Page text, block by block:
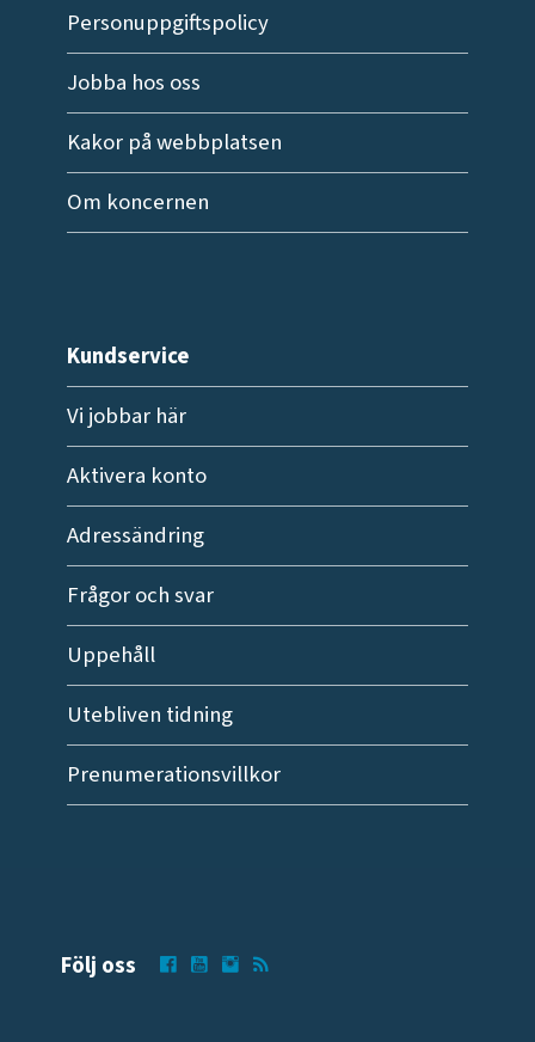
Personuppgiftspolicy
Jobba hos oss
Kakor på webbplatsen
Om koncernen
Kundservice
Vi jobbar här
Aktivera konto
Adressändring
Frågor och svar
Uppehåll
Utebliven tidning
Prenumerationsvillkor
Följ oss